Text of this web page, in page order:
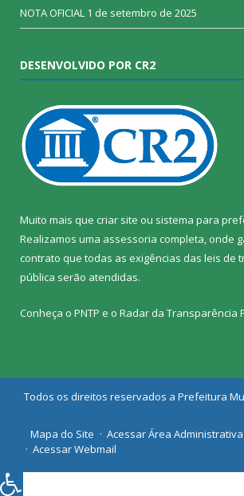
NOTA OFICIAL 1 de setembro de 2025
DESENVOLVIDO POR CR2
Muito mais que criar site ou sistema para
Realizamos uma assessoria completa, onde
contrato que todas as exigências das leis de
pública serão atendidas.
Conheça o PNTP e o Radar da Transparência
Todos os direitos reservados a Prefeitura
Mapa do Site
Acessar Área Administrativa
Acessar Webmail